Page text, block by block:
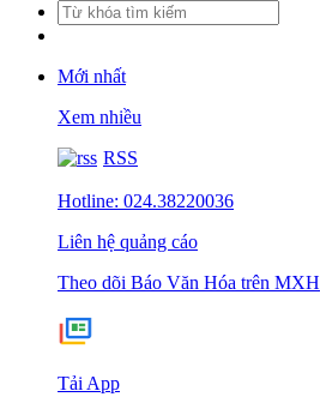
Mới nhất
Xem nhiều
RSS
Hotline: 024.38220036
Liên hệ quảng cáo
Theo dõi Báo Văn Hóa trên MXH
Tải App